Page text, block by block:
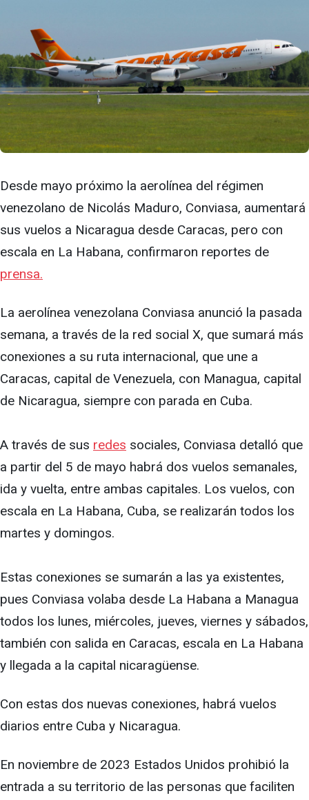
Desde mayo próximo la aerolínea del régimen
venezolano de Nicolás Maduro, Conviasa, aumentará
sus vuelos a Nicaragua desde Caracas, pero con
escala en La Habana, confirmaron reportes de
prensa.
La aerolínea venezolana Conviasa anunció la pasada
semana, a través de la red social X, que sumará más
conexiones a su ruta internacional, que une a
Caracas, capital de Venezuela, con Managua, capital
de Nicaragua, siempre con parada en Cuba.
A través de sus redes sociales, Conviasa detalló que
a partir del 5 de mayo habrá dos vuelos semanales,
ida y vuelta, entre ambas capitales. Los vuelos, con
escala en La Habana, Cuba, se realizarán todos los
martes y domingos.
Estas conexiones se sumarán a las ya existentes,
pues Conviasa volaba desde La Habana a Managua
todos los lunes, miércoles, jueves, viernes y sábados,
también con salida en Caracas, escala en La Habana
y llegada a la capital nicaragüense.
Con estas dos nuevas conexiones, habrá vuelos
diarios entre Cuba y Nicaragua.
En noviembre de 2023 Estados Unidos prohibió la
entrada a su territorio de las personas que faciliten